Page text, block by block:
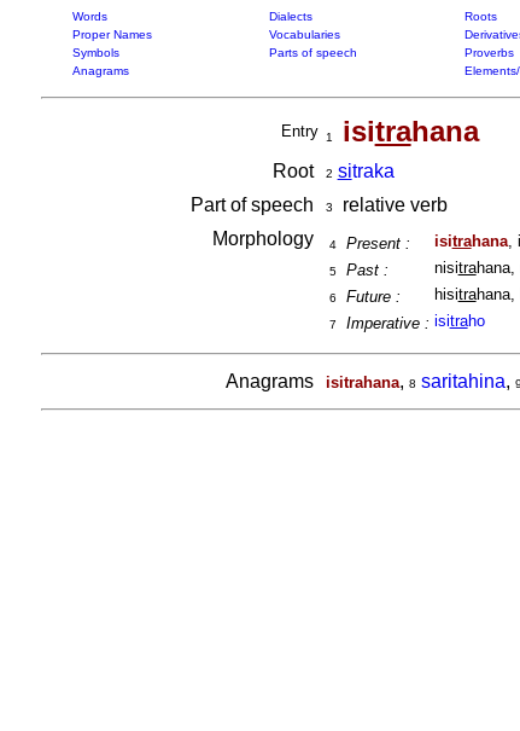
Words Dialects Roots
Proper Names
Vocabularies
Symbols
Parts of speech Proverbs
Anagrams
Entry 1 isitrahana
Root 2 sitraka
Part of speech
3
relative verb
Morphology
4 Present : isitrahana,
5 Past : nisitrahana,
6 Future : hisitrahana,
7 Imperative : isitraho
Anagrams isitrahana, 8 saritahina, 9